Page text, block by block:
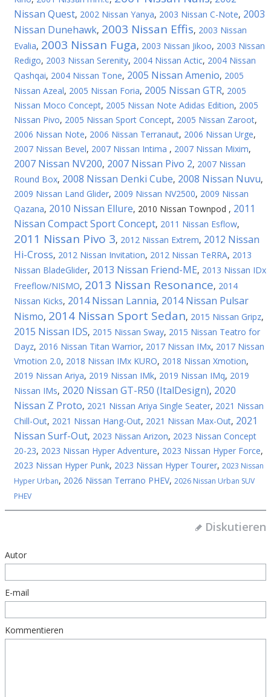
Nissan Quest, 2002 Nissan Yanya, 2003 Nissan C-Note, 2003
Nissan Dunehawk, 2003 Nissan Effis, 2003 Nissan
Evalia, 2003 Nissan Fuga, 2003 Nissan Jikoo, 2003 Nissan
Redigo, 2003 Nissan Serenity, 2004 Nissan Actic, 2004 Nissan
Qashqai, 2004 Nissan Tone, 2005 Nissan Amenio, 2005
Nissan Azeal, 2005 Nissan Foria, 2005 Nissan GTR, 2005
Nissan Moco Concept, 2005 Nissan Note Adidas Edition, 2005
Nissan Pivo, 2005 Nissan Sport Concept, 2005 Nissan Zaroot,
2006 Nissan Note, 2006 Nissan Terranaut, 2006 Nissan Urge,
2007 Nissan Bevel, 2007 Nissan Intima , 2007 Nissan Mixim,
2007 Nissan NV200, 2007 Nissan Pivo 2, 2007 Nissan
Round Box, 2008 Nissan Denki Cube, 2008 Nissan Nuvu,
2009 Nissan Land Glider, 2009 Nissan NV2500, 2009 Nissan
Qazana, 2010 Nissan Ellure, 2010 Nissan Townpod , 2011
Nissan Compact Sport Concept, 2011 Nissan Esflow,
2011 Nissan Pivo 3, 2012 Nissan Extrem, 2012 Nissan
Hi-Cross, 2012 Nissan Invitation, 2012 Nissan TeRRA, 2013
Nissan BladeGlider, 2013 Nissan Friend-ME, 2013 Nissan IDx
Freeflow/NISMO, 2013 Nissan Resonance, 2014
Nissan Kicks, 2014 Nissan Lannia, 2014 Nissan Pulsar
Nismo, 2014 Nissan Sport Sedan, 2015 Nissan Gripz,
2015 Nissan IDS, 2015 Nissan Sway, 2015 Nissan Teatro for
Dayz, 2016 Nissan Titan Warrior, 2017 Nissan IMx, 2017 Nissan
Vmotion 2.0, 2018 Nissan IMx KURO, 2018 Nissan Xmotion,
2019 Nissan Ariya, 2019 Nissan IMk, 2019 Nissan IMq, 2019
Nissan IMs, 2020 Nissan GT-R50 (ItalDesign), 2020
Nissan Z Proto, 2021 Nissan Ariya Single Seater, 2021 Nissan
Chill-Out, 2021 Nissan Hang-Out, 2021 Nissan Max-Out, 2021
Nissan Surf-Out, 2023 Nissan Arizon, 2023 Nissan Concept
20-23, 2023 Nissan Hyper Adventure, 2023 Nissan Hyper Force,
2023 Nissan Hyper Punk, 2023 Nissan Hyper Tourer, 2023 Nissan
Hyper Urban, 2026 Nissan Terrano PHEV, 2026 Nissan Urban SUV
PHEV
Diskutieren
Autor
E-mail
Kommentieren